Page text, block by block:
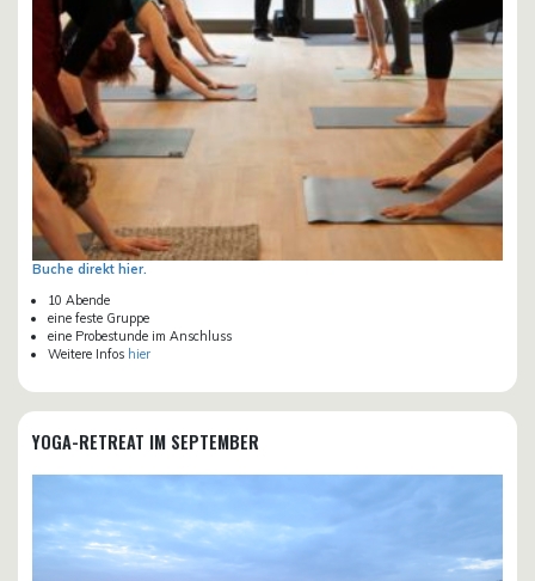
Buche direkt hier.
10 Abende
eine feste Gruppe
eine Probestunde im Anschluss
Weitere Infos hier
YOGA-RETREAT IM SEPTEMBER